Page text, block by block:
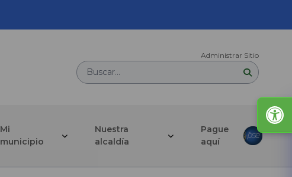
Administrar Sitio
Buscar...
Mi
municipio
Nuestra
alcaldía
Pague
aquí